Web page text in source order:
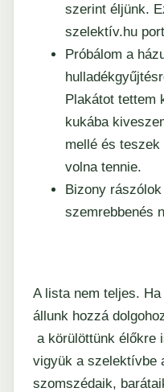
szerint éljünk.
szelektív.hu
Próbálom a
Plakátot tettem
kukába
mellé és
volna tennie.
Bizony
szemrebbenés
A lista nem teljes.
állunk hozzá
a körülöttünk élőkre
vigyük a szelektívbe
szomszédaik,